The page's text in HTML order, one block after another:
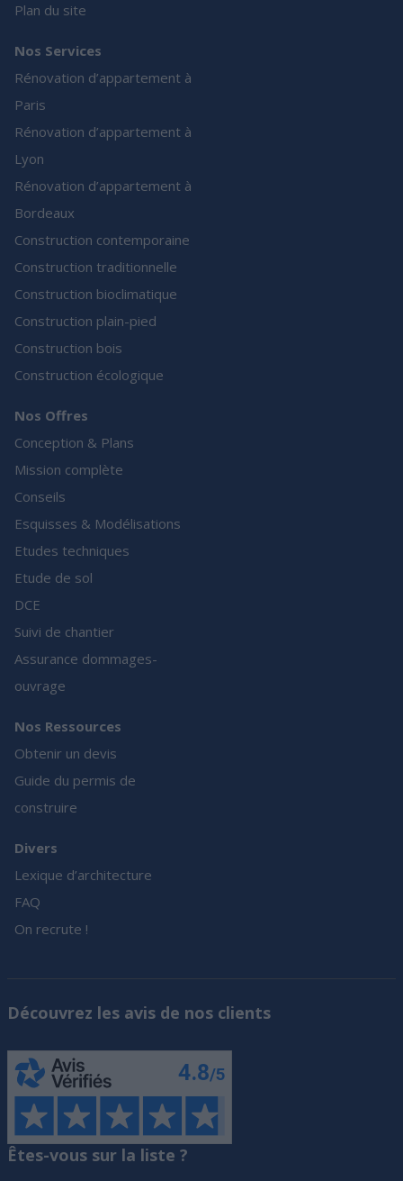
Plan du site
Nos Services
Rénovation d’appartement à
Paris
Rénovation d’appartement à
Lyon
Rénovation d’appartement à
Bordeaux
Construction contemporaine
Construction traditionnelle
Construction bioclimatique
Construction plain-pied
Construction bois
Construction écologique
Nos Offres
Conception & Plans
Mission complète
Conseils
Esquisses & Modélisations
Etudes techniques
Etude de sol
DCE
Suivi de chantier
Assurance dommages-
ouvrage
Nos Ressources
Obtenir un devis
Guide du permis de
construire
Divers
Lexique d’architecture
FAQ
On recrute !
Découvrez les avis de nos clients
Êtes-vous sur la liste ?